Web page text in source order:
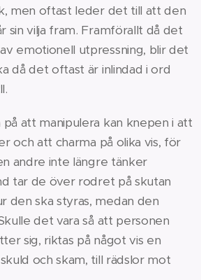
men oftast leder det till att den
sin vilja fram. Framförallt då det
emotionell utpressning, blir det
då det oftast är inlindad i ord
på att manipulera kan knepen i att
och att charma på olika vis, för
andre inte längre tänker
tar de över rodret på skutan
den ska styras, medan den
det vara så att personen
sig, riktas på något vis en
och skam, till rädslor mot